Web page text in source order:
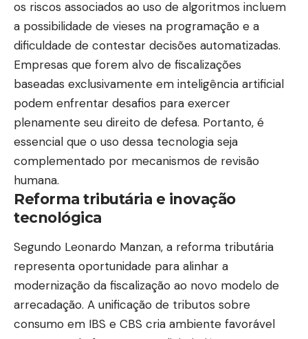
os riscos associados ao uso de algoritmos incluem
a possibilidade de vieses na programação e a
dificuldade de contestar decisões automatizadas.
Empresas que forem alvo de fiscalizações
baseadas exclusivamente em inteligência artificial
podem enfrentar desafios para exercer
plenamente seu direito de defesa. Portanto, é
essencial que o uso dessa tecnologia seja
complementado por mecanismos de revisão
humana.
Reforma tributária e inovação
tecnológica
Segundo Leonardo Manzan, a reforma tributária
representa oportunidade para alinhar a
modernização da fiscalização ao novo modelo de
arrecadação. A unificação de tributos sobre
consumo em IBS e CBS cria ambiente favorável